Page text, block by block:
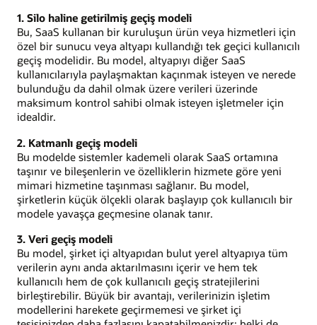
1. Silo haline getirilmiş geçiş modeli
Bu, SaaS kullanan bir kuruluşun ürün veya hizmetleri için
özel bir sunucu veya altyapı kullandığı tek geçici kullanıcılı
geçiş modelidir. Bu model, altyapıyı diğer SaaS
kullanıcılarıyla paylaşmaktan kaçınmak isteyen ve nerede
bulunduğu da dahil olmak üzere verileri üzerinde
maksimum kontrol sahibi olmak isteyen işletmeler için
idealdir.
2. Katmanlı geçiş modeli
Bu modelde sistemler kademeli olarak SaaS ortamına
taşınır ve bileşenlerin ve özelliklerin hizmete göre yeni
mimari hizmetine taşınması sağlanır. Bu model,
şirketlerin küçük ölçekli olarak başlayıp çok kullanıcılı bir
modele yavaşça geçmesine olanak tanır.
3. Veri geçiş modeli
Bu model, şirket içi altyapıdan bulut yerel altyapıya tüm
verilerin aynı anda aktarılmasını içerir ve hem tek
kullanıcılı hem de çok kullanıcılı geçiş stratejilerini
birleştirebilir. Büyük bir avantajı, verilerinizin işletim
modellerini harekete geçirmemesi ve şirket içi